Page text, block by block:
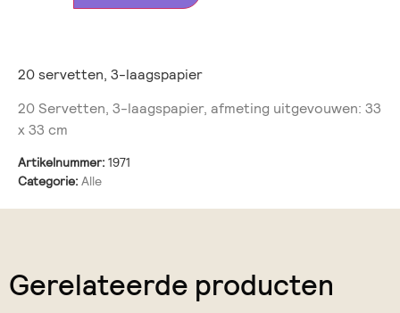
20 servetten, 3-laagspapier
20 Servetten, 3-laagspapier, afmeting uitgevouwen: 33
x 33 cm
Artikelnummer: 1971
Categorie: Alle
Gerelateerde producten